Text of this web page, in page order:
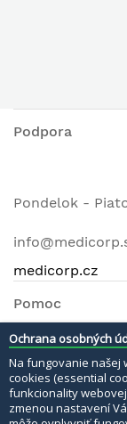
Podpora
Pondelok -
medicorp.cz
Pomoc
© 2022 MEDI
Ochrana osobných
Na fungovanie našej
cookies (essential
funkcionality
zmenou nastavení